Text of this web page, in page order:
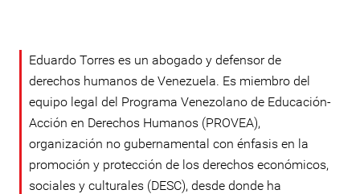
Eduardo Torres es un abogado y defensor de
derechos humanos de Venezuela. Es miembro del
equipo legal del Programa Venezolano de Educación-
Acción en Derechos Humanos (PROVEA),
organización no gubernamental con énfasis en la
promoción y protección de los derechos económicos,
sociales y culturales (DESC), desde donde ha